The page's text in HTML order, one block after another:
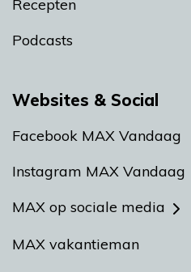
Recepten
Podcasts
Websites & Social
Facebook MAX Vandaag
Instagram MAX Vandaag
MAX op sociale media
MAX vakantieman